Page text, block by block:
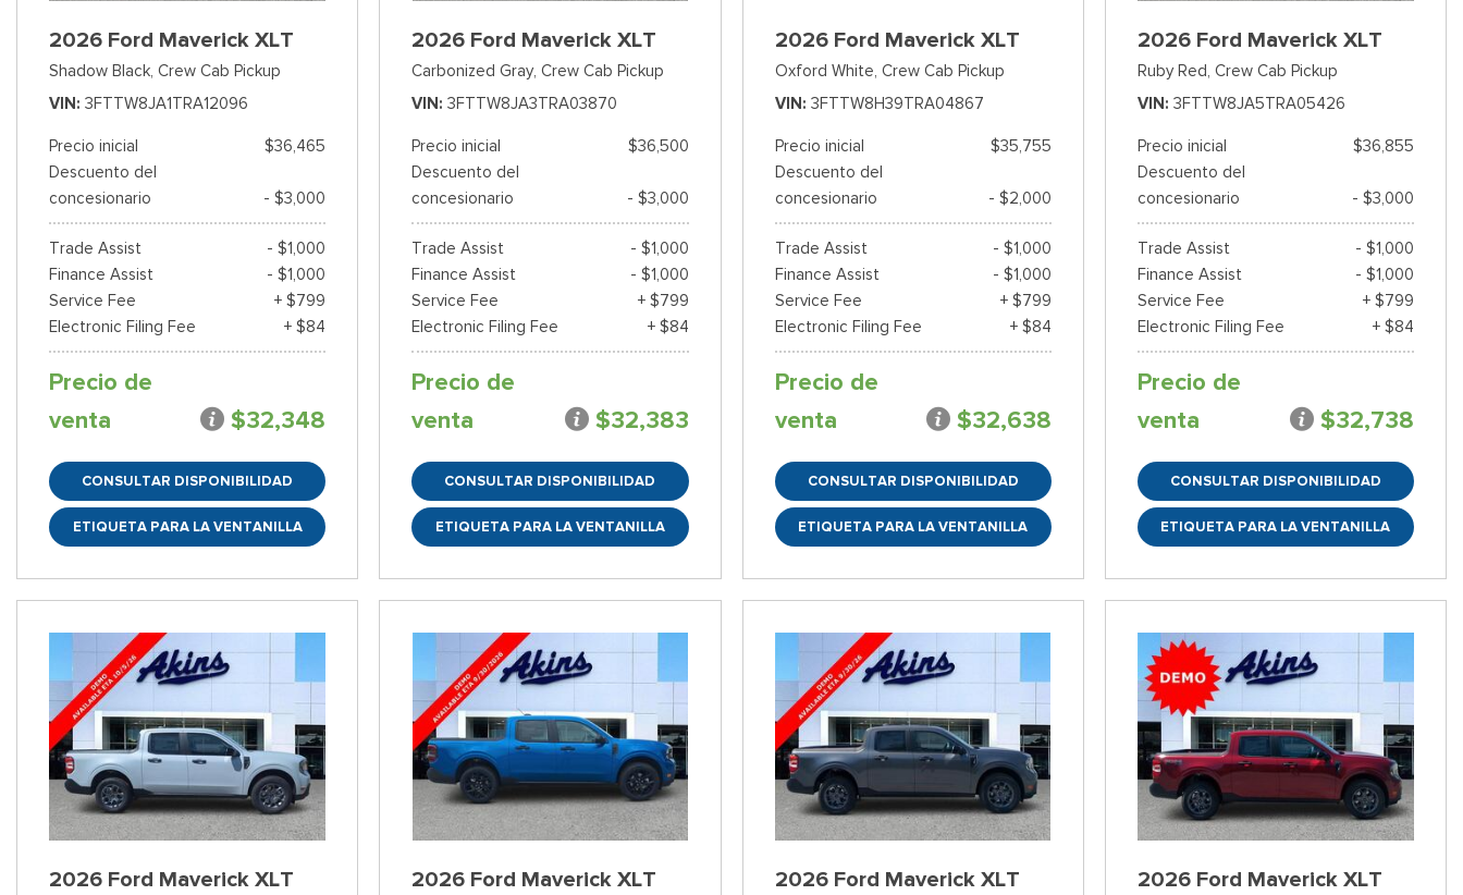
2026 Ford Maverick XLT
Shadow Black, Crew Cab Pickup
VIN
3FTTW8JA1TRA12096
Precio inicial
$36,465
Descuento del
concesionario
- $3,000
Trade Assist
- $1,000
Finance Assist
- $1,000
Service Fee
+ $799
Electronic Filing Fee
+ $84
Precio de
venta
$32,348
CONSULTAR DISPONIBILIDAD
ETIQUETA PARA LA VENTANILLA
2026 Ford Maverick XLT
Carbonized Gray, Crew Cab Pickup
VIN
3FTTW8JA3TRA03870
Precio inicial
$36,500
Descuento del
concesionario
- $3,000
Trade Assist
- $1,000
Finance Assist
- $1,000
Service Fee
+ $799
Electronic Filing Fee
+ $84
Precio de
venta
$32,383
CONSULTAR DISPONIBILIDAD
ETIQUETA PARA LA VENTANILLA
2026 Ford Maverick XLT
Oxford White, Crew Cab Pickup
VIN
3FTTW8H39TRA04867
Precio inicial
$35,755
Descuento del
concesionario
- $2,000
Trade Assist
- $1,000
Finance Assist
- $1,000
Service Fee
+ $799
Electronic Filing Fee
+ $84
Precio de
venta
$32,638
CONSULTAR DISPONIBILIDAD
ETIQUETA PARA LA VENTANILLA
2026 Ford Maverick XLT
Ruby Red, Crew Cab Pickup
VIN
3FTTW8JA5TRA05426
Precio inicial
$36,855
Descuento del
concesionario
- $3,000
Trade Assist
- $1,000
Finance Assist
- $1,000
Service Fee
+ $799
Electronic Filing Fee
+ $84
Precio de
venta
$32,738
CONSULTAR DISPONIBILIDAD
ETIQUETA PARA LA VENTANILLA
2026 Ford Maverick XLT 2026 Ford Maverick XLT 2026 Ford Maverick XLT 2026 Ford Maverick XLT